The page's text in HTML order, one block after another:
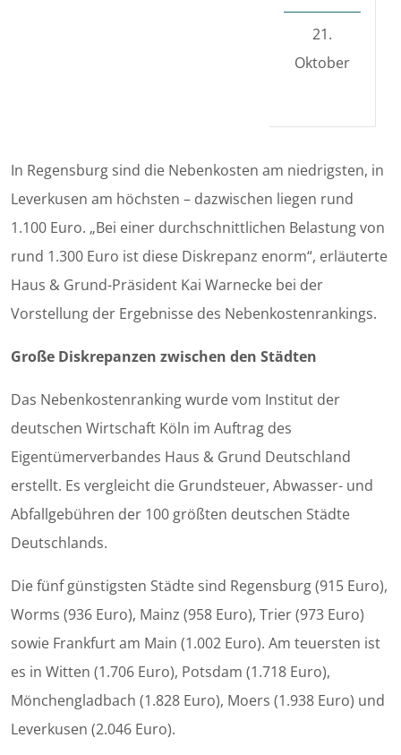
21.
Oktober
In Regensburg sind die Nebenkosten am niedrigsten, in
Leverkusen am höchsten – dazwischen liegen rund
1.100 Euro. „Bei einer durchschnittlichen Belastung von
rund 1.300 Euro ist diese Diskrepanz enorm“, erläuterte
Haus & Grund-Präsident Kai Warnecke bei der
Vorstellung der Ergebnisse des Nebenkostenrankings.
Große Diskrepanzen zwischen den Städten
Das Nebenkostenranking wurde vom Institut der
deutschen Wirtschaft Köln im Auftrag des
Eigentümerverbandes Haus & Grund Deutschland
erstellt. Es vergleicht die Grundsteuer, Abwasser- und
Abfallgebühren der 100 größten deutschen Städte
Deutschlands.
Die fünf günstigsten Städte sind Regensburg (915 Euro),
Worms (936 Euro), Mainz (958 Euro), Trier (973 Euro)
sowie Frankfurt am Main (1.002 Euro). Am teuersten ist
es in Witten (1.706 Euro), Potsdam (1.718 Euro),
Mönchengladbach (1.828 Euro), Moers (1.938 Euro) und
Leverkusen (2.046 Euro).